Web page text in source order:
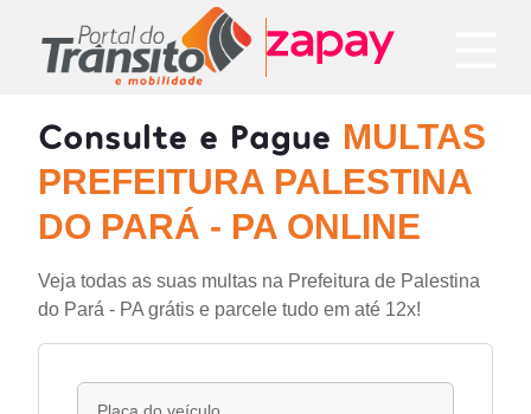
Consulte e Pague MULTAS
PREFEITURA PALESTINA
DO PARÁ - PA ONLINE
Veja todas as suas multas na Prefeitura de Palestina
do Pará - PA grátis e parcele tudo em até 12x!